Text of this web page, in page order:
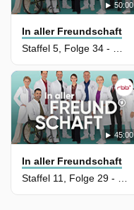
50:00
In aller Freundschaft
Staffel 5, Folge 34 - Der Kurschatten
45:00
In aller Freundschaft